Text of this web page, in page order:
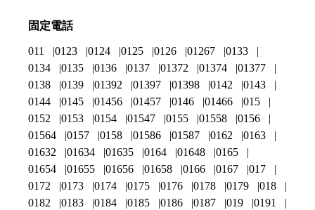
固定電話
011 0123 0124 0125 0126 01267
0133
0134
0135 0136 0137 01372 01374
01377
0138
0139 01392 01397 01398 0142
0143
0144
0145 01456 01457 0146 01466
015
0152
0153 0154 01547 0155 01558
0156
01564
0157 0158 01586 01587 0162
0163
01632
01634 01635 0164 01648
0165
01654
01655 01656 01658 0166 0167
017
0172
0173 0174 0175 0176 0178 0179
018
0182
0183 0184 0185 0186 0187 019
0191